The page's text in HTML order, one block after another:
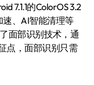
7.1.1的ColorOS 3.2
速、AI智能清理等
面部识别技术，通
点，面部识别只需